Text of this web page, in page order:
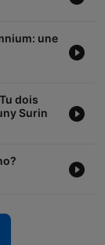
une
dois
Surin